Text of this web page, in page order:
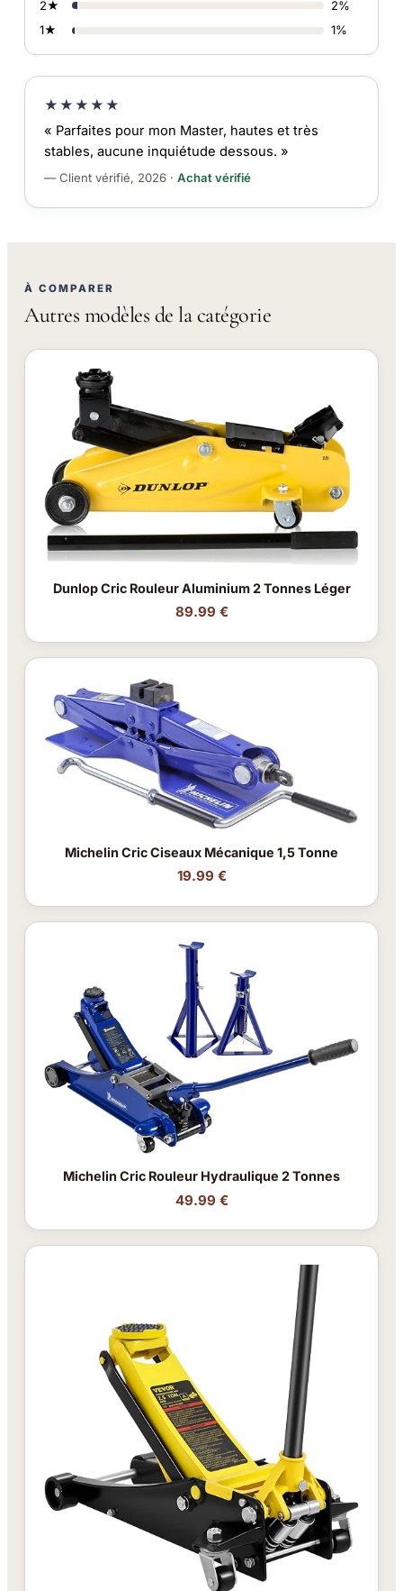
2★
2%
1★
1%
★★★★★
« Parfaites pour mon Master, hautes et très
stables, aucune inquiétude dessous. »
— Client vérifié, 2026 · Achat vérifié
À COMPARER
Autres modèles de la catégorie
Dunlop Cric Rouleur Aluminium 2 Tonnes Léger
89.99 €
Michelin Cric Ciseaux Mécanique 1,5 Tonne
19.99 €
Michelin Cric Rouleur Hydraulique 2 Tonnes
49.99 €